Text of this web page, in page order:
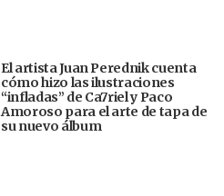
El artista Juan Perednik cuenta
cómo hizo las ilustraciones
“infladas” de Ca7riel y Paco
Amoroso para el arte de tapa de
su nuevo álbum